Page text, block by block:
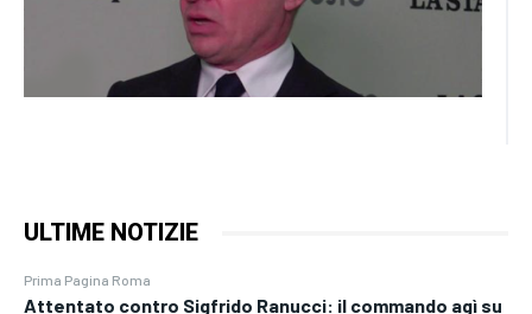
ULTIME NOTIZIE
Prima Pagina Roma
Attentato contro Sigfrido Ranucci: il commando agì su